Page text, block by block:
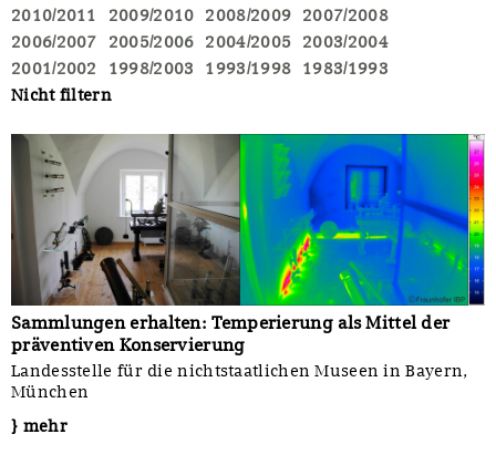
2010/2011
2009/2010 2008/2009
2007/2008
2006/2007
2005/2006 2004/2005
2003/2004
2001/2002
1998/2003 1993/1998
1983/1993
Nicht filtern
Sammlungen erhalten: Temperierung als Mittel der
präventiven Konservierung
Landesstelle für die nichtstaatlichen Museen in Bayern,
München
} mehr